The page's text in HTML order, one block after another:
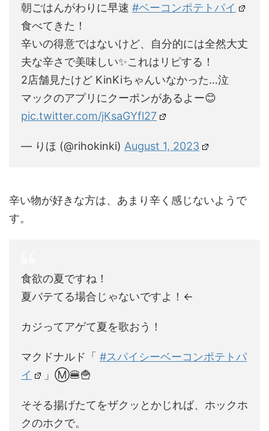
朝ごはんがわりに早速 #ベーコンポテトパイ
食べてきた！
辛いの得意ではないけど、自分的には全然大丈
夫な辛さで美味しい✨これはリピする！
2店舗見たけど KinKiちゃんいなかった…泣
マックのアプリにクーポンがあるよー😊
pic.twitter.com/jKsaGYfl27
— りほ (@rihokinki) August 1, 2023
辛い物が好きな方は、あまり辛く感じないようで
す。
食欲の夏ですね！
夏バテてる場合じゃないですよ！←
カジってアゲて夏を歌おう！
マクドナルド「 #スパイシーベーコンポテトパ
イ
」Ⓜ️🍔🍟
そそる揚げたてをザクッとかじれば、ホックホ
クのホクで。